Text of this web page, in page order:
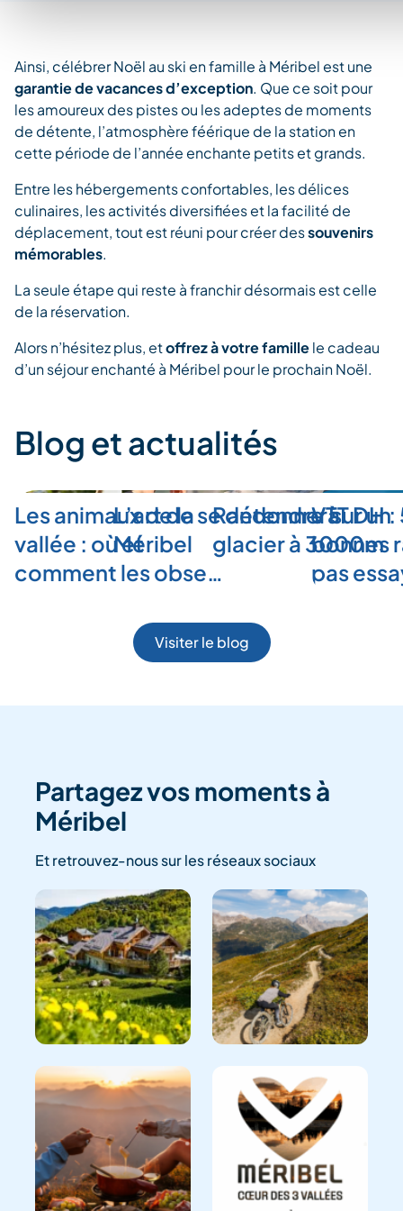
Ainsi, célébrer Noël au ski en famille à Méribel est une
garantie de vacances d’exception. Que ce soit pour
les amoureux des pistes ou les adeptes de moments
de détente, l’atmosphère féérique de la station en
cette période de l’année enchante petits et grands.
Entre les hébergements confortables, les délices
culinaires, les activités diversifiées et la facilité de
déplacement, tout est réuni pour créer dessouvenirs
mémorables.
La seule étape qui reste à franchir désormais est celle
de la réservation.
Alors n’hésitez plus, etoffrez à votre famillele cadeau
d’un séjour enchanté à Méribel pour le prochain Noël.
Blog et actualités
Les animaux de la
vallée : où et
comment les obse…
L’art de se détendre à
Méribel
Randonner sur un
glacier à 3000m
VTT DH
bonnes
pas
Visiter le blog
Partagez vos moments à
Méribel
Et retrouvez-nous sur les réseaux sociaux